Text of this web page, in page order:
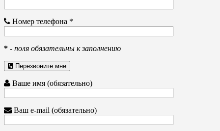
Номер телефона *
* - поля обязательны к заполнению
Перезвоните мне
Ваше имя (обязательно)
Ваш e-mail (обязательно)